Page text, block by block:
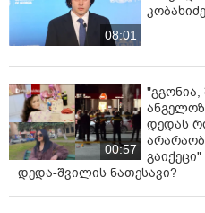
08:01
კობახიძე
00:57
"გგონია,
დედას
დედა-შვილის ნათესავი?